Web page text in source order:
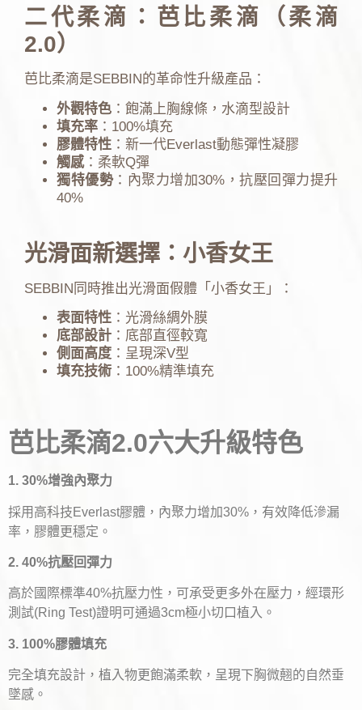
二代柔滴：芭比柔滴（柔滴
2.0）
芭比柔滴是SEBBIN的革命性升級產品：
外觀特色 ：飽滿上胸線條，水滴型設計
填充率 ：100%填充
膠體特性 ：新一代Everlast動態彈性凝膠
觸感：柔軟Q彈
獨特優勢：內聚力增加30%，抗壓回彈力提升
40%
光滑面新選擇：小香女王
SEBBIN同時推出光滑面假體「小香女王」：
表面特性 ：光滑絲綢外膜
底部設計 ：底部直徑較寬
側面高度 ：呈現深V型
填充技術 ：100%精準填充
芭比柔滴2.0六大升級特色
1. 30%增強內聚力
採用高科技Everlast膠體，內聚力增加30%，有效降低滲漏
率，膠體更穩定。
2. 40%抗壓回彈力
高於國際標準40%抗壓力性，可承受更多外在壓力，經環形
測試(Ring Test)證明可通過3cm極小切口植入。
3. 100%膠體填充
完全填充設計，植入物更飽滿柔軟，呈現下胸微翹的自然垂
墜感。